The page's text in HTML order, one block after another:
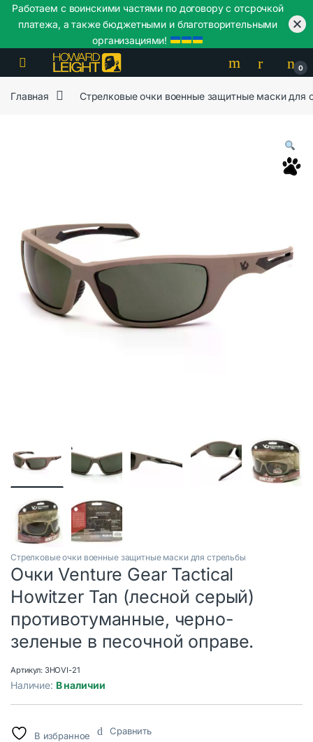
Skip to navigation
Skip to content
0
Главная Стрелковые очки военные защитные маски для
Стрелковые очки военные защитные маски для стрельбы
Очки Venture Gear Tactical
Howitzer Tan (лесной серый)
противотуманные, черно-
зеленые в песочной оправе.
Артикул: 3HOVI-21
Наличие: В наличии
В избранное Сравнить
Работаем с воинскими частями по договору с отсрочкой
платежа, а также бюджетными и благотворительными
организациями!